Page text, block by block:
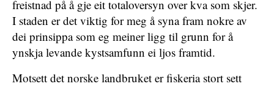
freistnad på å gje eit totaloversyn over kva som skjer.
I staden er det viktig for meg å syna fram nokre av
dei prinsippa som eg meiner ligg til grunn for å
ynskja levande kystsamfunn ei ljos framtid.
Motsett det norske landbruket er fiskeria stort sett